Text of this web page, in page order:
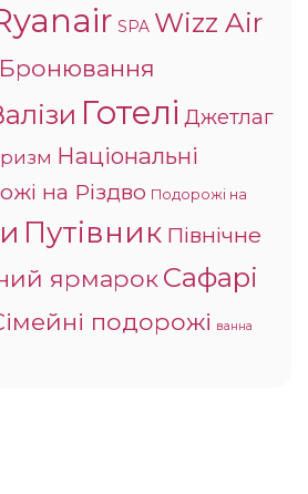
SPA Wizz Air
Бронювання
Готелі Джетлаг
Національні
на Різдво Подорожі на
Путівник Північне
ярмарокСафарі
подорожі ванна